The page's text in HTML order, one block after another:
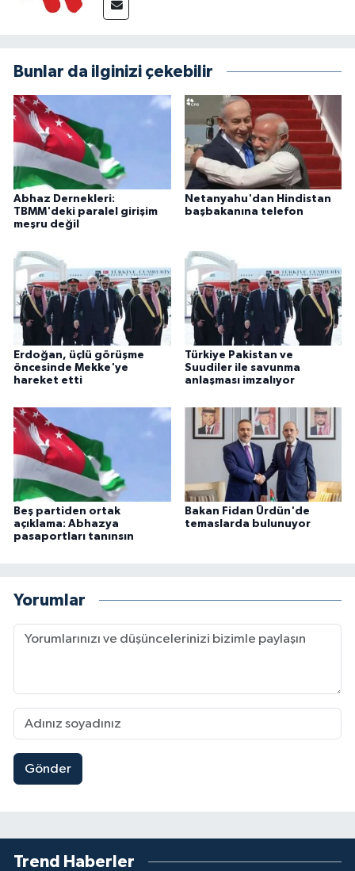
Bunlar da ilginizi çekebilir
Abhaz Dernekleri:
TBMM'deki paralel girişim
meşru değil
Netanyahu'dan Hindistan
başbakanına telefon
Erdoğan, üçlü görüşme
öncesinde Mekke'ye
hareket etti
Türkiye Pakistan ve
Suudiler ile savunma
anlaşması imzalıyor
Beş partiden ortak
açıklama: Abhazya
pasaportları tanınsın
Bakan Fidan Ürdün'de
temaslarda bulunuyor
Yorumlar
Gönder
Trend Haberler